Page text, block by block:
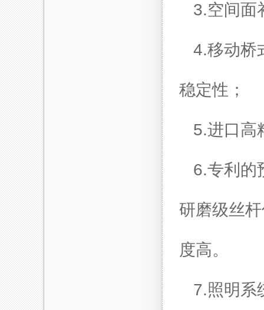
3.空间面
4.移动桥
稳定性；
5.进口高
6.专利的
研磨级丝
度高。
7.照明系